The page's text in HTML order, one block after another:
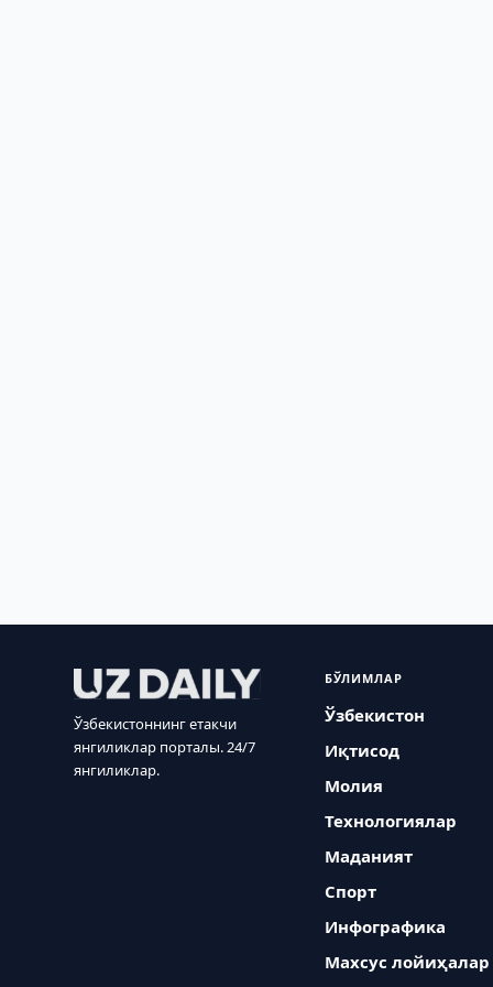
Ўзбекистоннинг етакчи
янгиликлар порталы. 24/7
янгиликлар.
БЎЛИМЛАР
Ўзбекистон
Иқтисод
Молия
Технологиялар
Маданият
Спорт
Инфографика
Махсус лойиҳалар